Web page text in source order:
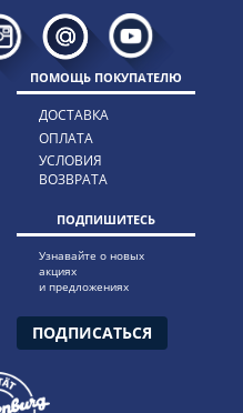
ПОМОЩЬ ПОКУПАТЕЛЮ
ДОСТАВКА
ОПЛАТА
УСЛОВИЯ
ВОЗВРАТА
ПОДПИШИТЕСЬ
Узнавайте о новых
акциях
и предложениях
ПОДПИСАТЬСЯ